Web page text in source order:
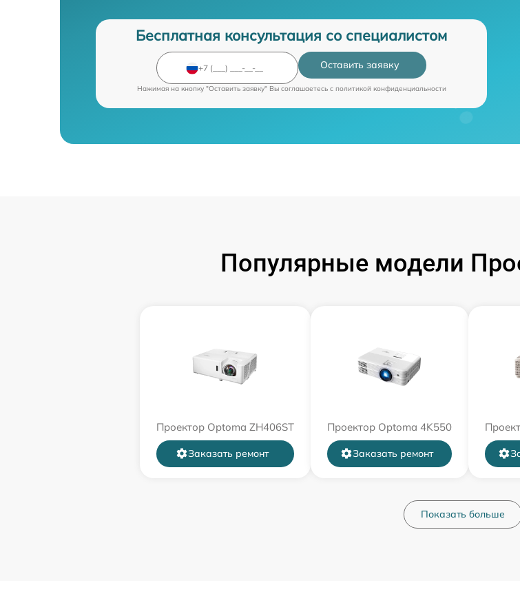
Бесплатная консультация со специалистом
Оставить заявку
Нажимая на кнопку "Оставить заявку" Вы соглашаетесь c политикой конфиденциальности
Популярные модели
Проектор Optoma ZH406ST
Заказать ремонт
Проектор Optoma 4K550
Заказать ремонт
Показать больше